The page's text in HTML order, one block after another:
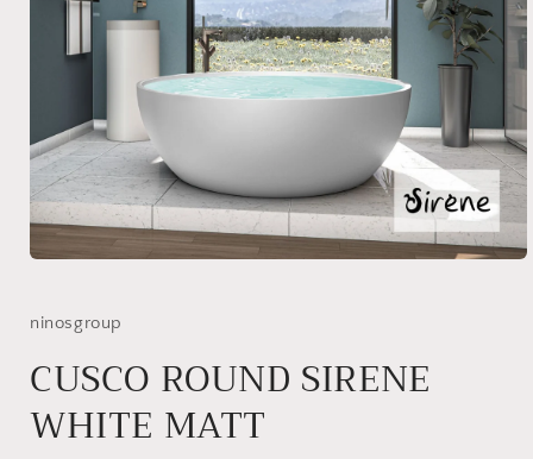
στο
βοηθητικό
ninosgroup
CUSCO ROUND SIRENE
WHITE MATT